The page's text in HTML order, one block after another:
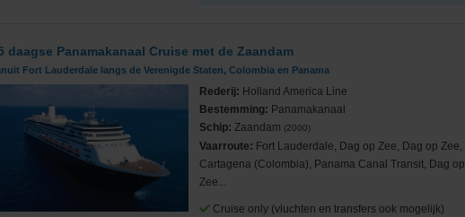
daagse Panamakanaal Cruise met de Zaandam
Fort Lauderdale langs de Verenigde Staten, Colombia en Panama
Rederij: Holland America Line
Bestemming: Panamakanaal
Schip:Zaandam (2000)
Vaarroute: Fort Lauderdale, Dag op Zee, Dag op Zee,
Cartagena (Colombia), Panama Canal Transit, Dag op
Zee...
Cruise only (vluchten en transfers ook mogelijk)